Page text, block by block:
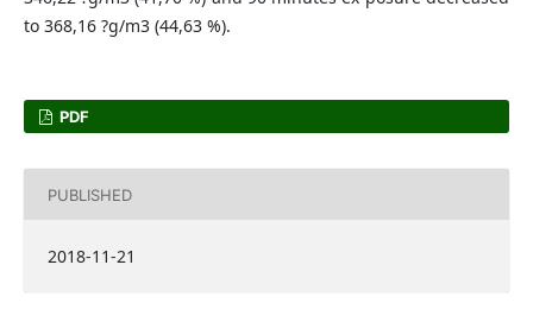
to 368,16 ?g/m3 (44,63 %).
PDF
PUBLISHED
2018-11-21